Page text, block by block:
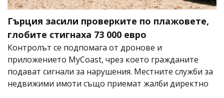
Гърция засили проверките по плажовете,
глобите стигнаха 73 000 евро
Контролът се подпомага от дронове и
приложението MyCoast, чрез което гражданите
подават сигнали за нарушения. Местните служби за
недвижими имоти също приемат жалби директно